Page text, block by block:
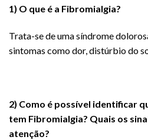
1) O que é a Fibromialgia?
Trata-se de uma síndrome
sintomas como dor, distúrbio do
2) Como é possível identificar
tem Fibromialgia? Quais os
atenção?